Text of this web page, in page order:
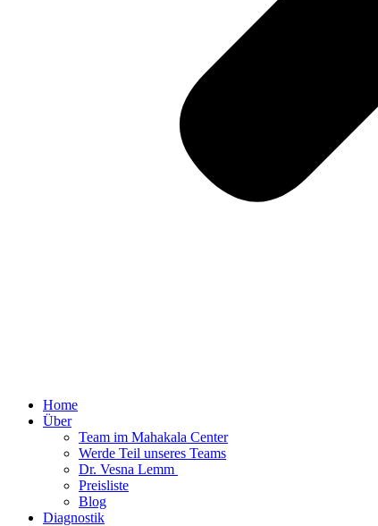
Home
Über
Team im Mahakala Center
Werde Teil unseres Teams
Dr. Vesna Lemm ​
Preisliste
Blog
Diagnostik